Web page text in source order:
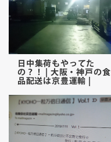
日中集荷もやってた
の？！ | 大阪・神戸の食
品配送は京豊運輸 |